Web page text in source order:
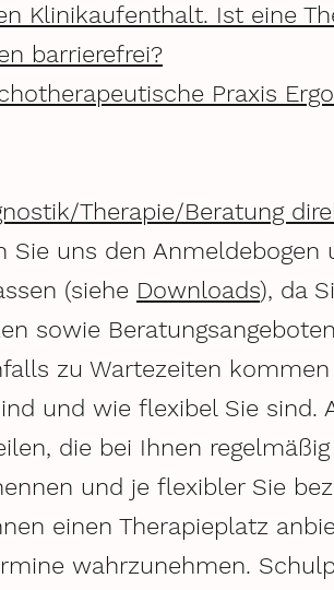
Klinikaufenthalt. Ist eine
barrierefrei?
Praxis
Therapie/Beratung
Sie uns den
(siehe Downloads), da
sowie
zu Wartezeiten
und wie flexibel Sie
die bei Ihnen
und je flexibler Sie
einen Therapieplatz
wahrzunehmen.